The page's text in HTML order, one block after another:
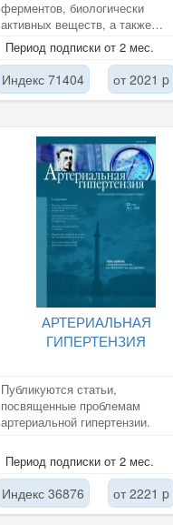
ферментов, биологически
активных веществ, а также
вопросы экспериментальной и
клинической...
Период подписки от 2 мес.
Индекс 71404 от 2021 p
АРТЕРИАЛЬНАЯ
ГИПЕРТЕНЗИЯ
Публикуются статьи,
посвященные проблемам
артериальной гипертензии.
Период подписки от 2 мес.
Индекс 36876 от 2221 p